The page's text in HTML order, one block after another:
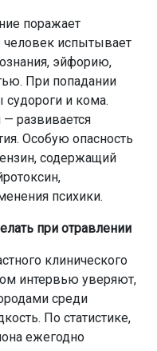
поражает
испытывает
эйфорию,
При попадании
и кома.
развивается
Особую опасность
содержащий
психики.
при отравлении
клинического
интервью уверяют,
среди
По статистике,
ежегодно